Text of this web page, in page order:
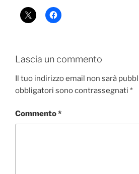
Lascia un commento
Il tuo indirizzo email non sarà
obbligatori sono contrassegnati *
Commento*